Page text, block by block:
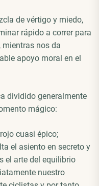
de vértigo y miedo,
rápido a correr para
mientras nos da
apoyo moral en el
dividido generalmente
mágico:
cuasi épico;
el asiento en secreto y
el arte del equilibrio
nuestro